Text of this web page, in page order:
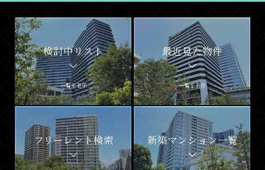
検討中リスト
一覧を表示
最近見た物件
一覧を表示
フリーレント検索 新築マンション一覧